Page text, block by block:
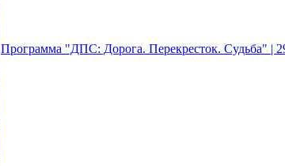
Программа "ДПС: Дорога. Перекресток. Судьба" |